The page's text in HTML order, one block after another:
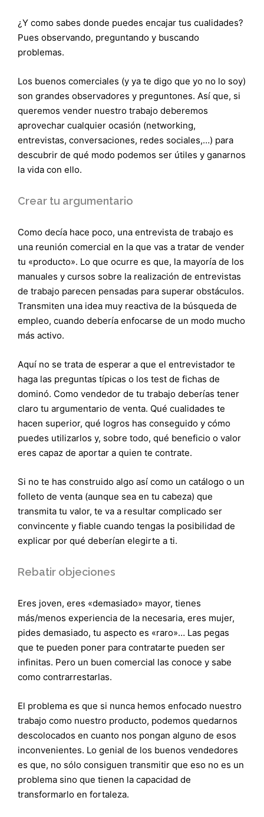
¿Y como sabes donde puedes encajar tus cualidades?
Pues observando, preguntando y buscando
problemas.
Los buenos comerciales (y ya te digo que yo no lo soy)
son grandes observadores y preguntones. Así que, si
queremos vender nuestro trabajo deberemos
aprovechar cualquier ocasión (networking,
entrevistas, conversaciones, redes sociales,…) para
descubrir de qué modo podemos ser útiles y ganarnos
la vida con ello.
Crear tu argumentario
Como decía hace poco, una entrevista de trabajo es
una reunión comercial en la que vas a tratar de vender
tu «producto». Lo que ocurre es que, la mayoría de los
manuales y cursos sobre la realización de entrevistas
de trabajo parecen pensadas para superar obstáculos.
Transmiten una idea muy reactiva de la búsqueda de
empleo, cuando debería enfocarse de un modo mucho
más activo.
Aquí no se trata de esperar a que el entrevistador te
haga las preguntas típicas o los test de fichas de
dominó. Como vendedor de tu trabajo deberías tener
claro tu argumentario de venta. Qué cualidades te
hacen superior, qué logros has conseguido y cómo
puedes utilizarlos y, sobre todo, qué beneficio o valor
eres capaz de aportar a quien te contrate.
Si no te has construido algo así como un catálogo o un
folleto de venta (aunque sea en tu cabeza) que
transmita tu valor, te va a resultar complicado ser
convincente y fiable cuando tengas la posibilidad de
explicar por qué deberían elegirte a ti.
Rebatir objeciones
Eres joven, eres «demasiado» mayor, tienes
más/menos experiencia de la necesaria, eres mujer,
pides demasiado, tu aspecto es «raro»… Las pegas
que te pueden poner para contratarte pueden ser
infinitas. Pero un buen comercial las conoce y sabe
como contrarrestarlas.
El problema es que si nunca hemos enfocado nuestro
trabajo como nuestro producto, podemos quedarnos
descolocados en cuanto nos pongan alguno de esos
inconvenientes. Lo genial de los buenos vendedores
es que, no sólo consiguen transmitir que eso no es un
problema sino que tienen la capacidad de
transformarlo en fortaleza.